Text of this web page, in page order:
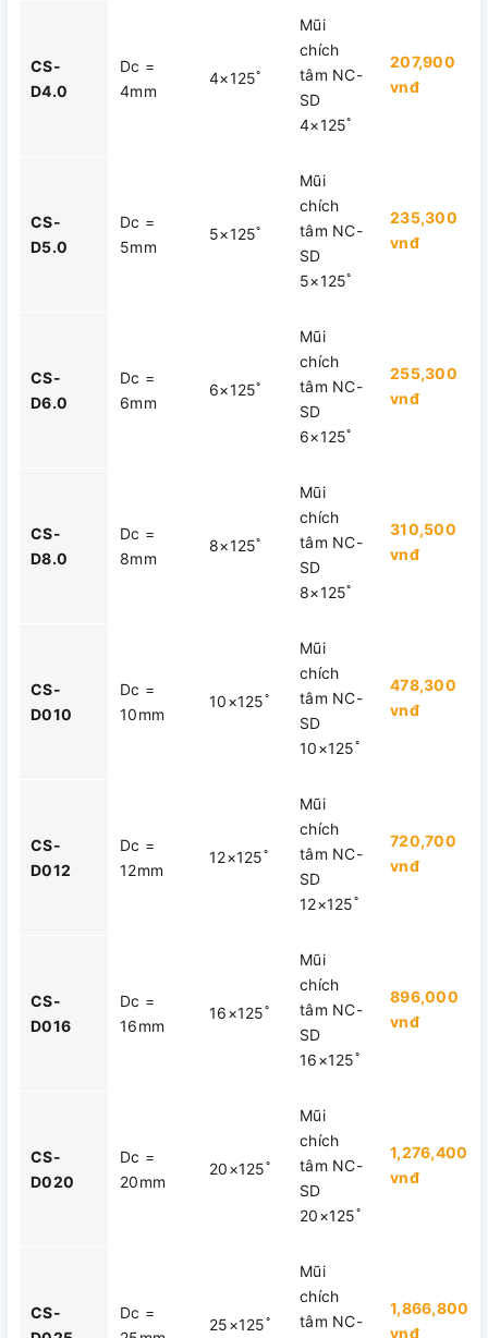
CS-
D4.0
Dc =
4mm
4×125ﾟ
Mũi
chích
tâm NC-
SD
4×125ﾟ
207,900
vnđ
CS-
D5.0
Dc =
5mm
5×125ﾟ
Mũi
chích
tâm NC-
SD
5×125ﾟ
235,300
vnđ
CS-
D6.0
Dc =
6mm
6×125ﾟ
Mũi
chích
tâm NC-
SD
6×125ﾟ
255,300
vnđ
CS-
D8.0
Dc =
8mm
8×125ﾟ
Mũi
chích
tâm NC-
SD
8×125ﾟ
310,500
vnđ
CS-
D010
Dc =
10mm
10×125ﾟ
Mũi
chích
tâm NC-
SD
10×125ﾟ
478,300
vnđ
CS-
D012
Dc =
12mm
12×125ﾟ
Mũi
chích
tâm NC-
SD
12×125ﾟ
720,700
vnđ
CS-
D016
Dc =
16mm
16×125ﾟ
Mũi
chích
tâm NC-
SD
16×125ﾟ
896,000
vnđ
CS-
D020
Dc =
20mm
20×125ﾟ
Mũi
chích
tâm NC-
SD
20×125ﾟ
1,276,400
vnđ
CS-
Dc =
25×125ﾟ
Mũi
chích
tâm NC-
1,866,800
vnđ